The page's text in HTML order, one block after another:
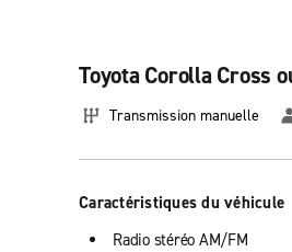
Toyota Corolla Cross
Transmission manuelle
Caractéristiques du véhicule
Radio stéréo AM/FM